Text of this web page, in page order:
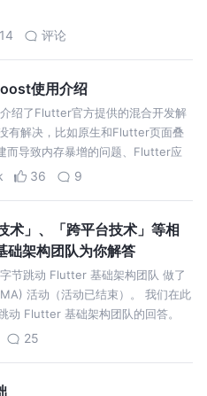
14 评论
使用介绍
绍了Flutter官方提供的混合开发解
有解决，比如原生和Flutter页面叠
导致内存暴增的问题、Flutter应
的问题、iOS…
36 9
」、「跨平台技术」等相
架构团队为你解答
节跳动 Flutter 基础架构团队 做了
活动（活动已结束）。 我们在此
动 Flutter 基础架构团队的回答。
25